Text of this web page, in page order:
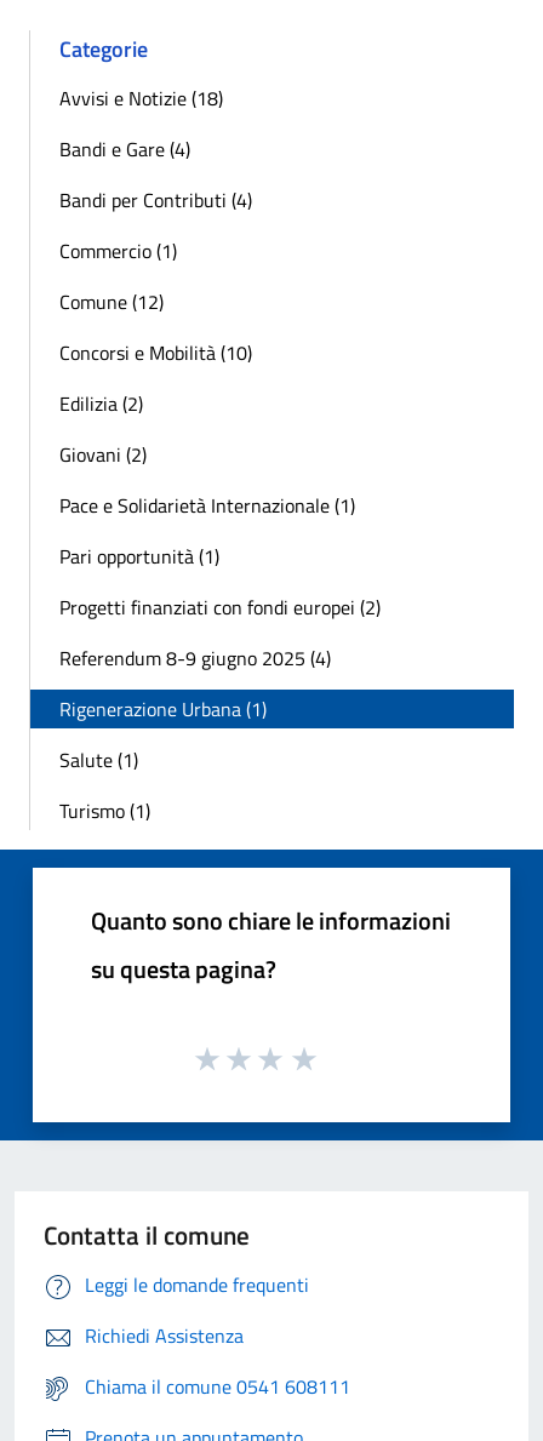
Categorie
Avvisi e Notizie (18)
Bandi e Gare (4)
Bandi per Contributi (4)
Commercio (1)
Comune (12)
Concorsi e Mobilità (10)
Edilizia (2)
Giovani (2)
Pace e Solidarietà Internazionale (1)
Pari opportunità (1)
Progetti finanziati con fondi europei (2)
Referendum 8-9 giugno 2025 (4)
Rigenerazione Urbana (1)
Salute (1)
Turismo (1)
Quanto sono chiare le informazioni
su questa pagina?
Contatta il comune
Leggi le domande frequenti
Richiedi Assistenza
Chiama il comune 0541 608111